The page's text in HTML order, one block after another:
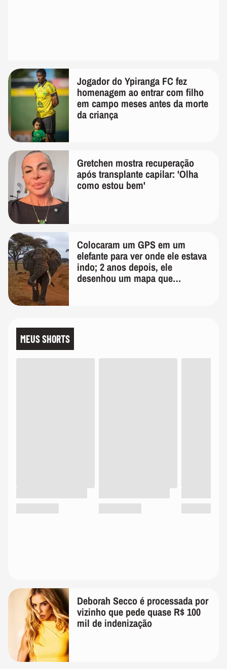
Jogador do Ypiranga FC fez
homenagem ao entrar com filho
em campo meses antes da morte
da criança
Gretchen mostra recuperação
após transplante capilar: 'Olha
como estou bem'
Colocaram um GPS em um
elefante para ver onde ele estava
indo; 2 anos depois, ele
desenhou um mapa que
MEUS SHORTS
Deborah Secco é processada por
vizinho que pede quase R$ 100
mil de indenização